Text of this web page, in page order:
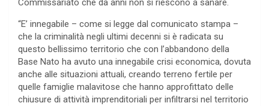
Commissariato che da anni non si riescono a sanare.
“E’ innegabile – come si legge dal comunicato stampa –
che la criminalità negli ultimi decenni si è radicata su
questo bellissimo territorio che con l’abbandono della
Base Nato ha avuto una innegabile crisi economica, dovuta
anche alle situazioni attuali, creando terreno fertile per
quelle famiglie malavitose che hanno approfittato delle
chiusure di attività imprenditoriali per infiltrarsi nel territorio